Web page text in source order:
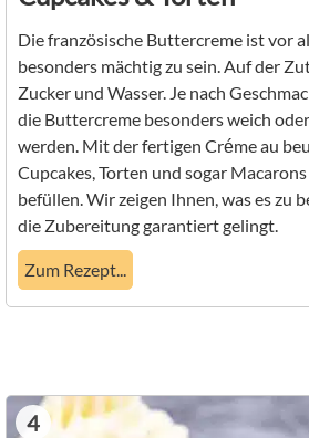
Die französische Buttercreme ist vor
besonders mächtig zu sein. Auf der
Zucker und Wasser. Je nach
die Buttercreme besonders weich
werden. Mit der fertigen Créme au
Cupcakes, Torten und sogar
befüllen. Wir zeigen Ihnen, was es zu
die Zubereitung garantiert gelingt.
Zum Rezept...
4